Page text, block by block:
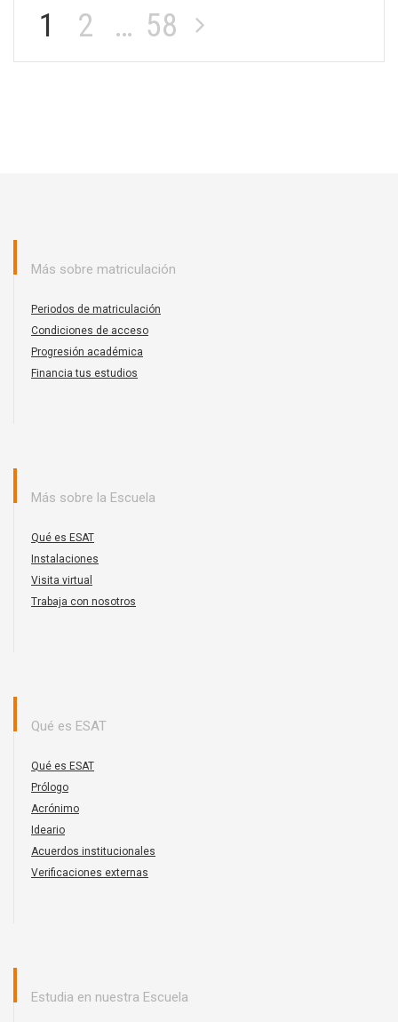
1 2 … 58
Más sobre matriculación
Periodos de matriculación
Condiciones de acceso
Progresión académica
Financia tus estudios
Más sobre la Escuela
Qué es ESAT
Instalaciones
Visita virtual
Trabaja con nosotros
Qué es ESAT
Qué es ESAT
Prólogo
Acrónimo
Ideario
Acuerdos institucionales
Verificaciones externas
Estudia en nuestra Escuela